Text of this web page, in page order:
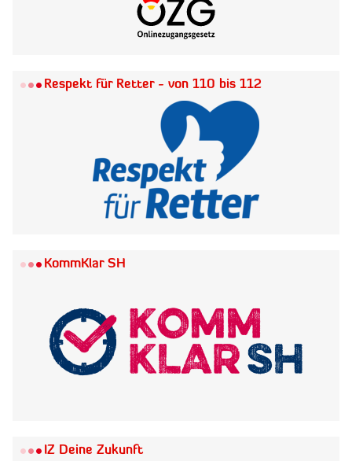
Respekt für Retter - von 110 bis 112
KommKlar SH
IZ Deine Zukunft